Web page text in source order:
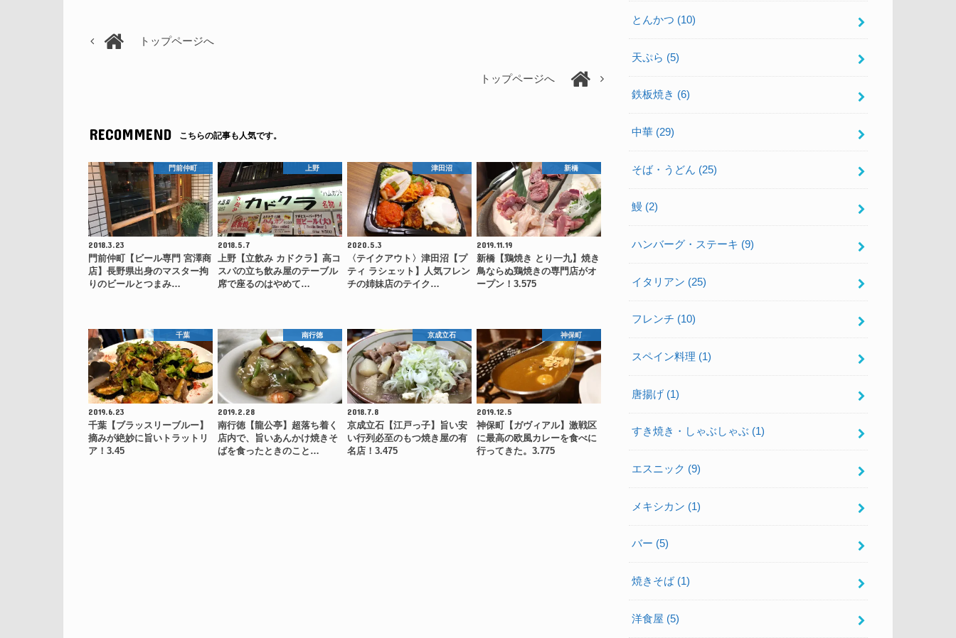
トップページへ
トップページへ
RECOMMEND こちらの記事も人気です。
門前仲町
2018.3.23
門前仲町【ビール専門 宮澤商
店】長野県出身のマスター拘
りのビールとつまみ…
上野
2018.5.7
上野【立飲み カドクラ】高コ
スパの立ち飲み屋のテーブル
席で座るのはやめて…
津田沼
2020.5.3
〈テイクアウト〉津田沼【プ
ティ ラシェット】人気フレン
チの姉妹店のテイク…
新橋
2019.11.19
新橋【鶏焼き とり一九】焼き
鳥ならぬ鶏焼きの専門店がオ
ープン！3.575
千葉
2019.6.23
千葉【ブラッスリーブルー】
摘みが絶妙に旨いトラットリ
ア！3.45
南行徳
2019.2.28
南行徳【龍公亭】超落ち着く
店内で、旨いあんかけ焼きそ
ばを食ったときのこと…
京成立石
2018.7.8
京成立石【江戸っ子】旨い安
い行列必至のもつ焼き屋の有
名店！3.475
神保町
2019.12.5
神保町【ガヴィアル】激戦区
に最高の欧風カレーを食べに
行ってきた。3.775
とんかつ (10)
天ぷら (5)
鉄板焼き (6)
中華 (29)
そば・うどん (25)
鰻 (2)
ハンバーグ・ステーキ (9)
イタリアン (25)
フレンチ (10)
スペイン料理 (1)
唐揚げ (1)
すき焼き・しゃぶしゃぶ (1)
エスニック (9)
メキシカン (1)
バー (5)
焼きそば (1)
洋食屋 (5)